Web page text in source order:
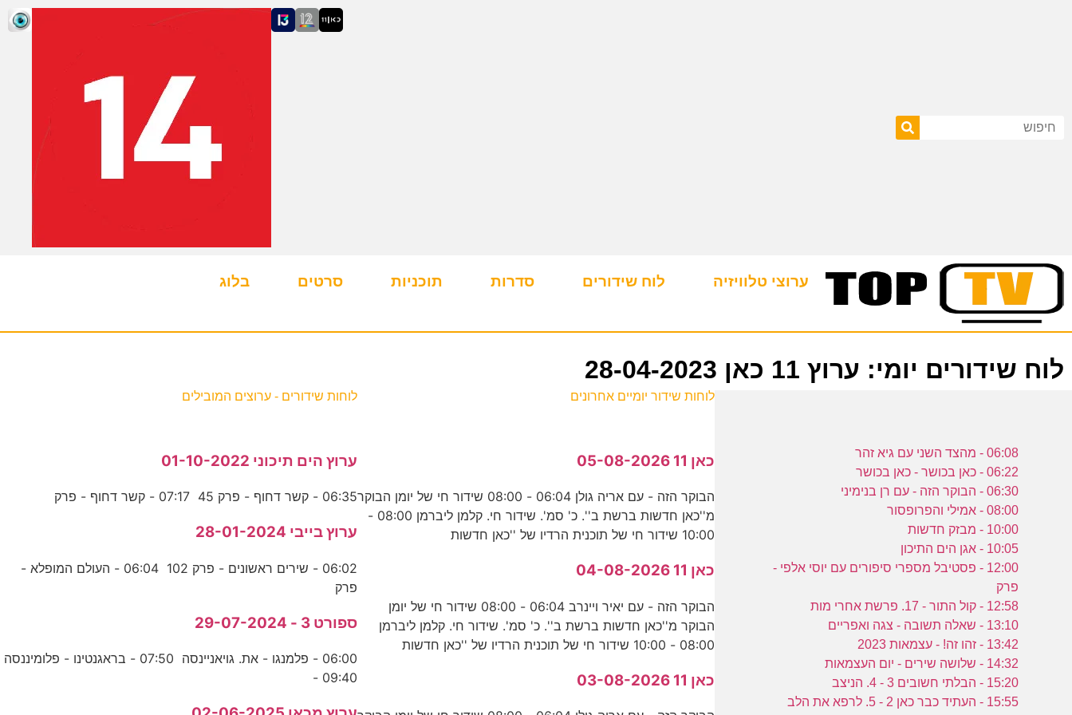
ערוצי טלוויזיה לוח שידורים סדרות תוכניות סרטים בלוג
לוח שידורים יומי: ערוץ 11 כאן 28-04-2023
06:08 - מהצד השני עם גיא זהר
06:22 - כאן בכושר - כאן בכושר
06:30 - הבוקר הזה - עם רן בנימיני
08:00 - אמילי והפרופסור
10:00 - מבזק חדשות
10:05 - אגן הים התיכון
12:00 - פסטיבל מספרי סיפורים עם יוסי אלפי -
פרק
12:58 - קול התור - 17. פרשת אחרי מות
13:10 - שאלה תשובה - צגה ואפריים
13:42 - זהו זה! - עצמאות 2023
14:32 - שלושה שירים - יום העצמאות
15:20 - הבלתי חשובים 3 - 4. הניצב
15:55 - העתיד כבר כאן 2 - 5. לרפא את הלב
לוחות שידור יומיים אחרונים
כאן 11 05-08-2026
הבוקר הזה - עם אריה גולן 06:04 - 08:00 שידור חי של יומן הבוקר
מ''כאן חדשות ברשת ב''. כ' סמ'. שידור חי. קלמן ליברמן 08:00 -
10:00 שידור חי של תוכנית הרדיו של ''כאן חדשות
כאן 11 04-08-2026
הבוקר הזה - עם יאיר ויינרב 06:04 - 08:00 שידור חי של יומן
הבוקר מ''כאן חדשות ברשת ב''. כ' סמ'. שידור חי. קלמן ליברמן
08:00 - 10:00 שידור חי של תוכנית הרדיו של ''כאן חדשות
כאן 11 03-08-2026
לוחות שידורים - ערוצים המובילים
ערוץ הים תיכוני 01-10-2022
06:35 - קשר דחוף - פרק 45 07:17 - קשר דחוף - פרק
ערוץ בייבי 28-01-2024
06:02 - שירים ראשונים - פרק 102 06:04 - העולם המופלא -
פרק
ספורט 3 - 29-07-2024
06:00 - פלמנגו - את. גויאניינסה 07:50 - בראגנטינו - פלומיננסה
09:40 -